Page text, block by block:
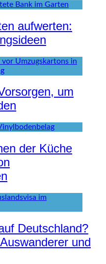
aufwerten:
um
der Küche
Deutschland?
und